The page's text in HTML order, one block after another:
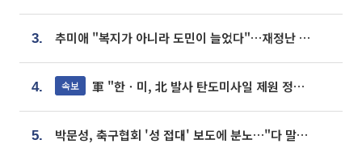
3. 추미애 "복지가 아니라 도민이 늘었다"…재정난 책임론 정면돌파
4. 속보 軍 "한ㆍ미, 北 발사 탄도미사일 제원 정밀분석 중"
5. 박문성, 축구협회 '성 접대' 보도에 분노…"다 말아먹으려고 작정했나"